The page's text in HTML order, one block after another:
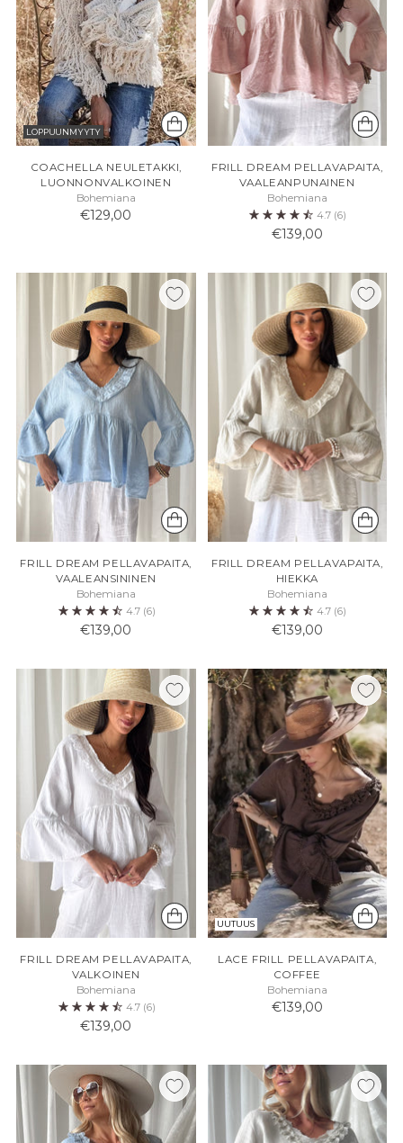
LOPPUUNMYYTY
COACHELLA NEULETAKKI,
LUONNONVALKOINEN
Bohemiana
€129,00
FRILL DREAM PELLAVAPAITA,
VAALEANPUNAINEN
Bohemiana
4.7 (6)
€139,00
FRILL DREAM PELLAVAPAITA,
VAALEANSININEN
Bohemiana
4.7 (6)
€139,00
FRILL DREAM PELLAVAPAITA,
HIEKKA
Bohemiana
4.7 (6)
€139,00
FRILL DREAM PELLAVAPAITA,
VALKOINEN
Bohemiana
4.7 (6)
€139,00
UUTUUS
LACE FRILL PELLAVAPAITA,
COFFEE
Bohemiana
€139,00